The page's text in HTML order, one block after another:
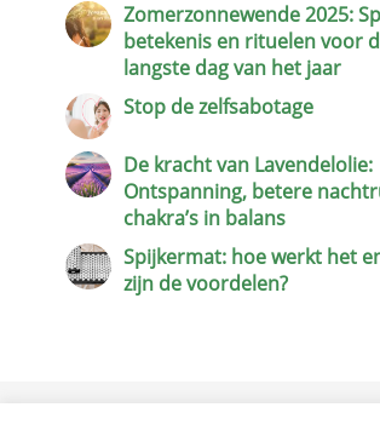
Zomerzonnewende 2025:
betekenis en rituelen voor
langste dag van het jaar
Stop de zelfsabotage
De kracht van Lavendelolie:
Ontspanning, betere
chakra’s in balans
Spijkermat: hoe werkt het
zijn de voordelen?